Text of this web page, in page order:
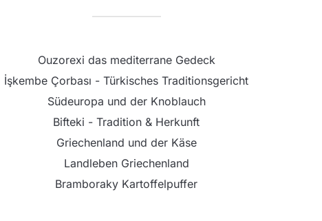
Ouzorexi das mediterrane Gedeck
İşkembe Çorbası - Türkisches Traditionsgericht
Südeuropa und der Knoblauch
Bifteki - Tradition & Herkunft
Griechenland und der Käse
Landleben Griechenland
Bramboraky Kartoffelpuffer